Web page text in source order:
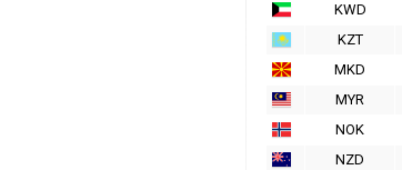
KWD
KZT
MKD
MYR
NOK
NZD